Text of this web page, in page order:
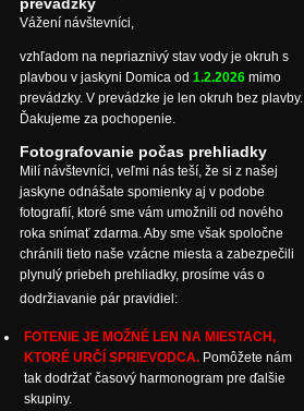
Vážení návštevníci,
vzhľadom na nepriaznivý stav vody je okruh s
plavbou v jaskyni Domica od 1.2.2026 mimo
prevádzky. V prevádzke je len okruh bez plavby.
Ďakujeme za pochopenie.
Fotografovanie počas prehliadky
Milí návštevníci, veľmi nás teší, že si z našej
jaskyne odnášate spomienky aj v podobe
fotografií, ktoré sme vám umožnili od nového
roka snímať zdarma. Aby sme však spoločne
chránili tieto naše vzácne miesta a zabezpečili
plynulý priebeh prehliadky, prosíme vás o
dodržiavanie pár pravidiel:
FOTENIE JE MOŽNÉ LEN NA MIESTACH,
KTORÉ URČÍ SPRIEVODCA. Pomôžete nám
tak dodržať časový harmonogram pre ďalšie
skupiny.